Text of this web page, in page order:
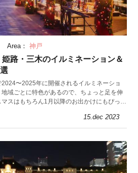
Area： 神戸
姫路・三木のイルミネーション＆
〜2025年に開催されるイルミネーショ
域ごとに特色があるので、ちょっと足を伸
スはもちろん1月以降のお出かけにもぴった
15.dec 2023